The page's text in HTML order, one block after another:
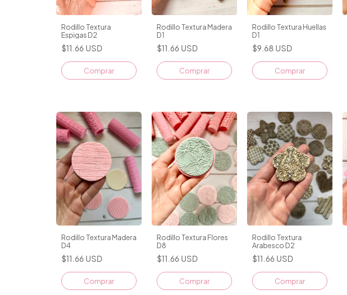
Rodillo Textura
Espigas D2
$11.66 USD
Rodillo Textura Madera
D1
$11.66 USD
Rodillo Textura Huellas
D1
$9.68 USD
Rodillo Textura Madera
D4
$11.66 USD
Rodillo Textura Flores
D8
$11.66 USD
Rodillo Textura
Arabesco D2
$11.66 USD